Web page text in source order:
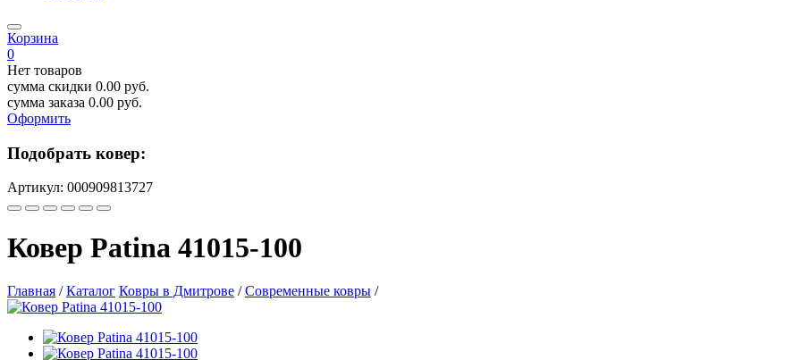
Корзина
0
Нет товаров
сумма скидки 0.00 руб.
сумма заказа 0.00 руб.
Оформить
Подобрать ковер:
Артикул: 000909813727
Ковер Patina 41015-100
Главная / Каталог Ковры в Дмитрове / Современные ковры /